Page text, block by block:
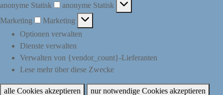
anonyme Statisk
anonyme Statisk
Marketing
Marketing
Optionen verwalten
Dienste verwalten
Verwalten von {vendor_count}-Lieferanten
Lese mehr über diese Zwecke
alle Cookies akzeptieren nur notwendige Cookies akzeptieren